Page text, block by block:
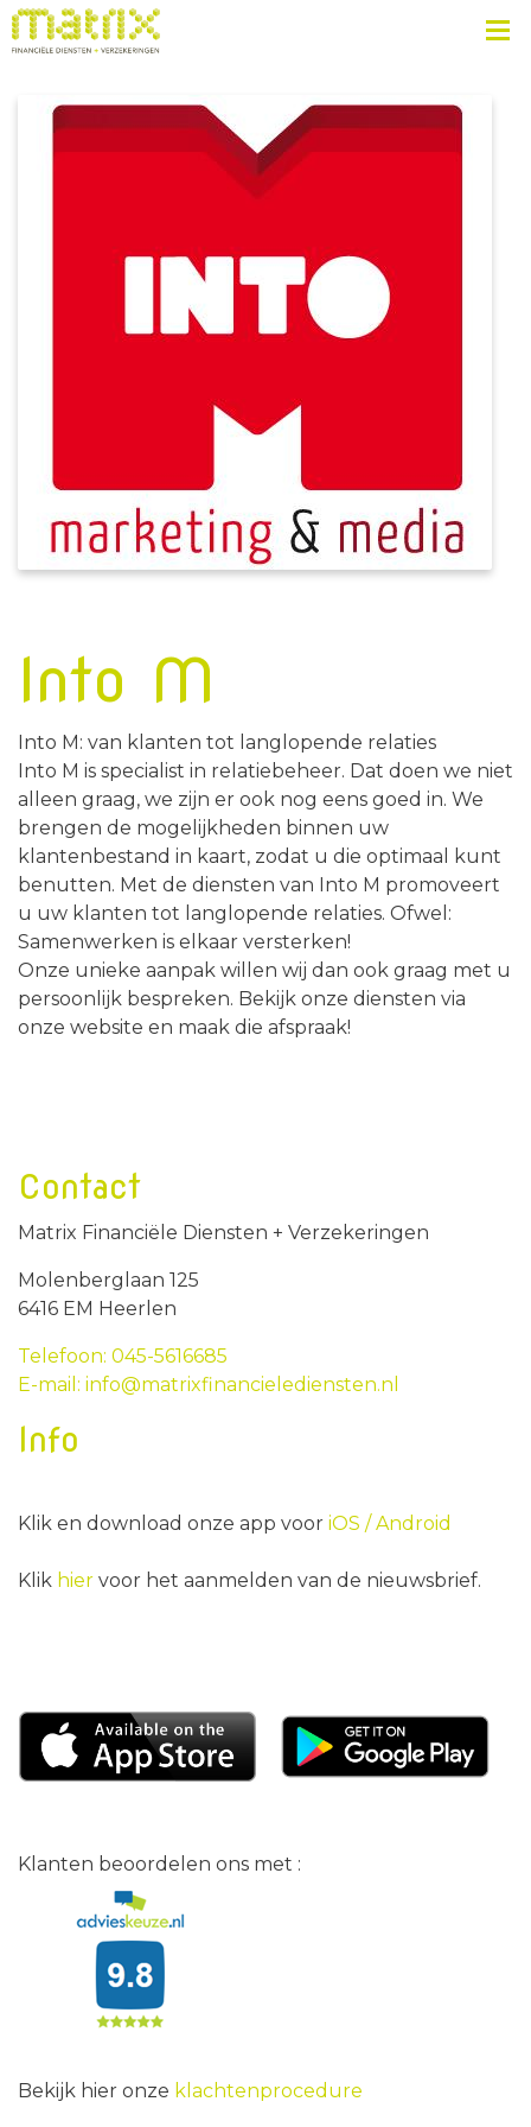
Into M
Into M: van klanten tot langlopende relaties
Into M is specialist in relatiebeheer. Dat doen we niet
alleen graag, we zijn er ook nog eens goed in. We
brengen de mogelijkheden binnen uw
klantenbestand in kaart, zodat u die optimaal kunt
benutten. Met de diensten van Into M promoveert
u uw klanten tot langlopende relaties. Ofwel:
Samenwerken is elkaar versterken!
Onze unieke aanpak willen wij dan ook graag met u
persoonlijk bespreken. Bekijk onze diensten via
onze website en maak die afspraak!
Contact
Matrix Financiële Diensten + Verzekeringen
Molenberglaan 125
6416 EM Heerlen
Telefoon: 045-5616685
E-mail: info@matrixfinancielediensten.nl
Info
Klik en download onze app voor iOS /Android
Klik hier voor het aanmelden van de nieuwsbrief.
Klanten beoordelen ons met :
Bekijk hier onze klachtenprocedure